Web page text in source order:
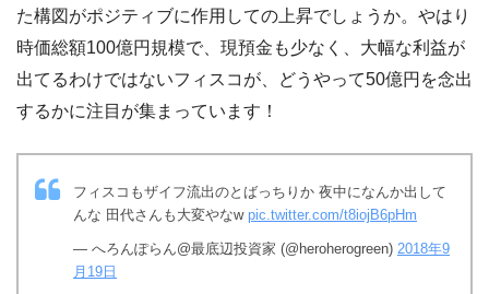
た構図がポジティブに作用しての上昇でしょうか。やはり
時価総額100億円規模で、現預金も少なく、大幅な利益が
出てるわけではないフィスコが、どうやって50億円を念出
するかに注目が集まっています！
フィスコもザイフ流出のとばっちりか 夜中になんか出して
んな 田代さんも大変やなw pic.twitter.com/t8iojB6pHm
— へろんぽらん@最底辺投資家 (@heroherogreen) 2018年9
月19日